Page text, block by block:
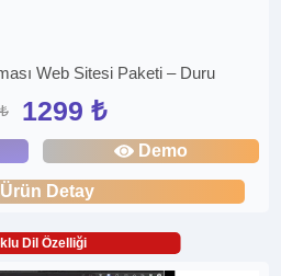
Web Sitesi Paketi – Duru
1299 ₺
Demo
Ürün Detay
Dil Özelliği